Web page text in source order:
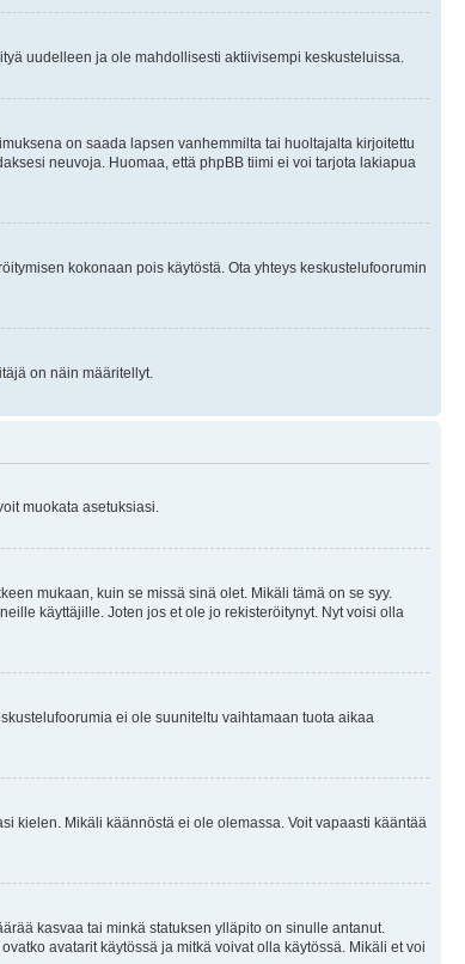
uudelleen ja ole mahdollisesti aktiivisempi keskusteluissa.
on saada lapsen vanhemmilta tai huoltajalta kirjoitettu
neuvoja. Huomaa, että phpBB tiimi ei voi tarjota lakiapua
kokonaan pois käytöstä. Ota yhteys keskustelufoorumin
on näin määritellyt.
muokata asetuksiasi.
mukaan, kuin se missä sinä olet. Mikäli tämä on se syy.
käyttäjille. Joten jos et ole jo rekisteröitynyt. Nyt voisi olla
ei ole suuniteltu vaihtamaan tuota aikaa
kielen. Mikäli käännöstä ei ole olemassa. Voit vapaasti kääntää
kasvaa tai minkä statuksen ylläpito on sinulle antanut.
avatarit käytössä ja mitkä voivat olla käytössä. Mikäli et voi